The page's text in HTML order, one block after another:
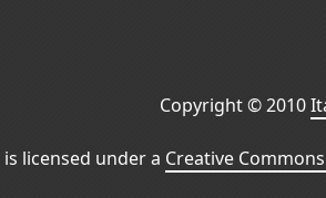
Copyright © 2010
licensed under a Creative